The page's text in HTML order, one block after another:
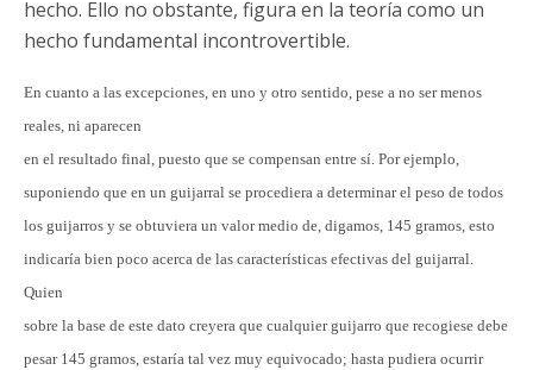
hecho. Ello no obstante, figura en la teoría como un
hecho fundamental incontrovertible.
En cuanto a las excepciones, en uno y otro sentido, pese a no ser menos
reales, ni aparecen
en el resultado final, puesto que se compensan entre sí. Por ejemplo,
suponiendo que en un guijarral se procediera a determinar el peso de todos
los guijarros y se obtuviera un valor medio de, digamos, 145 gramos, esto
indicaría bien poco acerca de las características efectivas del guijarral.
Quien
sobre la base de este dato creyera que cualquier guijarro que recogiese debe
pesar 145 gramos, estaría tal vez muy equivocado; hasta pudiera ocurrir